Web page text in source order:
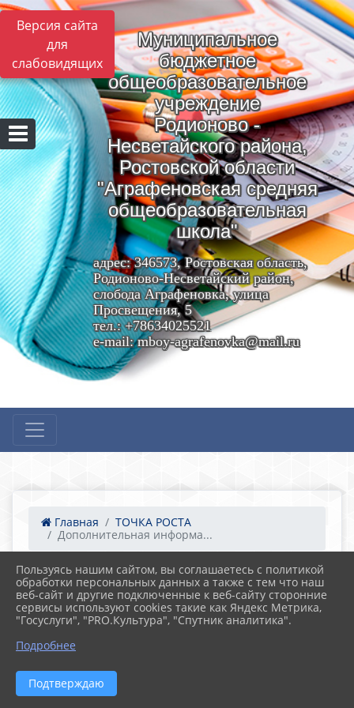
Версия сайта
для
слабовидящих
Муниципальное
бюджетное
общеобразовательное
учреждение
Родионово -
Несветайского района,
Ростовской области
"Аграфеновская средняя
общеобразовательная
школа"
адрес: 346573, Ростовская область,
Родионово-Несветайский район,
слобода Аграфеновка, улица
Просвещения, 5
тел.: +78634025521
e-mail: mboy-agrafenovka@mail.ru
Главная
ТОЧКА РОСТА
Дополнительная информа...
03.06.2022 07:56 86
Дополнительная информация
( методический материал для
педагогических работников)
Реализация образовательных программ
естественно-научной и технологической
Пользуясь нашим сайтом, вы соглашаетесь с политикой
обработки персональных данных а также с тем что наш
веб-сайт и другие подключенные к веб-сайту сторонние
сервисы используют cookies такие как Яндекс Метрика,
"Госуслуги", "PRO.Культура", "Спутник аналитика".
Подробнее
Подтверждаю